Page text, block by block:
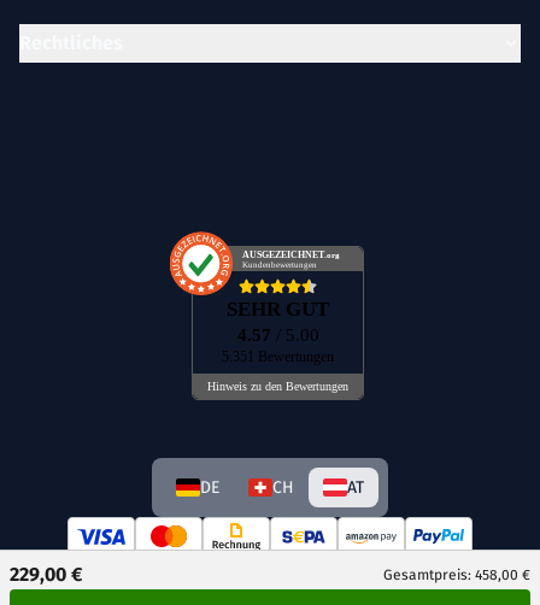
229,00 € Gesamtpreis: 458,00 €
AUSGEZEICHNET .org
Kundenbewertungen
SEHR GUT
4.57 / 5.00
5.351 Bewertungen
Hinweis zu den Bewertungen
DE CH AT